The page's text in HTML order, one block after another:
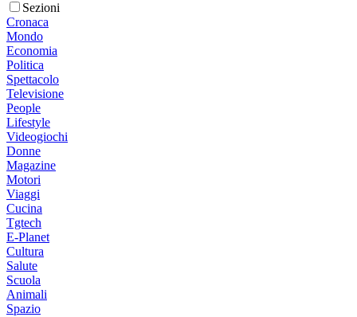
Sezioni
Cronaca
Mondo
Economia
Politica
Spettacolo
Televisione
People
Lifestyle
Videogiochi
Donne
Magazine
Motori
Viaggi
Cucina
Tgtech
E-Planet
Cultura
Salute
Scuola
Animali
Spazio